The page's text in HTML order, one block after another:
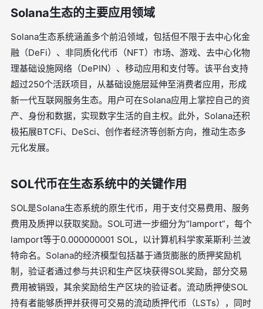
Solana生态的主要应用领域
Solana生态系统涵盖多个前沿领域，包括但不限于去中心化金
融（DeFi）、非同质化代币（NFT）市场、游戏、去中心化物
理基础设施网络（DePIN）、移动应用和支付等。该平台支持
超过250个活跃项目，从基础设施层延伸至消费者应用，形成
新一代互联网服务生态。用户可在Solana应用上掌控自己的资
产、身份和数据，实现数字生活的自主权。此外，Solana还积
极拓展BTCFi、DeSci、创作者经济等创新方向，推动生态多
元化发展。
SOL代币在生态系统中的关键作用
SOL是Solana生态系统的原生代币，用于支付交易费用、服务
费用及质押以获取奖励。SOL可进一步细分为“lamport”，每个
lamport等于0.000000001 SOL，以计算机科学家莱斯利·兰波
特命名。Solana的经济模型包括基于通货膨胀的质押奖励机
制，验证者通过参与共识和生产区块获得SOL奖励，部分交易
费用被销毁，其余奖励给生产区块的验证者。流动质押使SOL
持有者能够质押并获得可交易的流动质押代币（LSTs），同时